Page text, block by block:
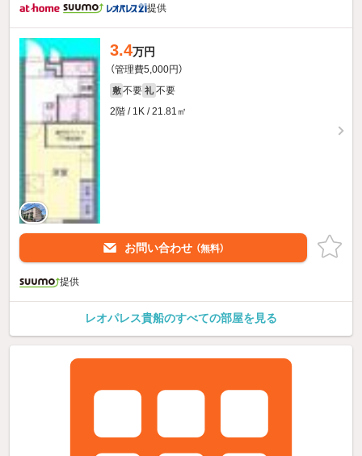
提供
3.4万円
（管理費5,000円）
敷 不要 礼 不要
2階 / 1K / 21.81㎡
お問い合わせ （無料）
提供
レオパレス貴船のすべての部屋を見る